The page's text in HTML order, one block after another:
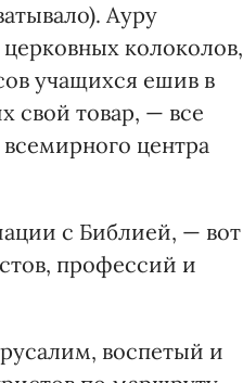
Ауру
колоколов,
учащихся ешив в
свой товар, — все
центра
с Библией, — вот
профессий и
воспетый и